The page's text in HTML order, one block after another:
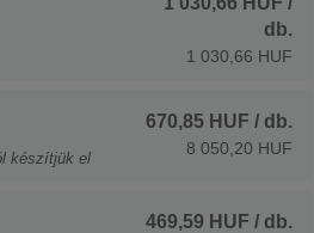
db.
1 030,66 HUF
készítjük el
670,85 HUF / db.
8 050,20 HUF
469,59 HUF / db.